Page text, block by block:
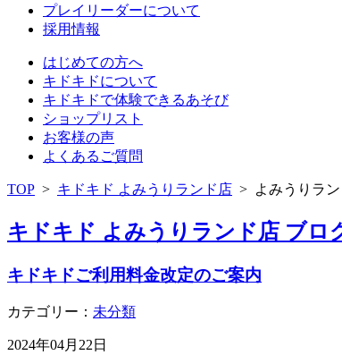
プレイリーダーについて
採用情報
はじめての方へ
キドキドについて
キドキドで体験できるあそび
ショップリスト
お客様の声
よくあるご質問
TOP > キドキド よみうりランド店 > よみうりラ
キドキド よみうりランド店 ブロ
キドキドご利用料金改定のご案内
カテゴリー： 未分類
2024年04月22日